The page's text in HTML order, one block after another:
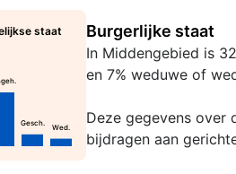
staat
Gesch. Wed.
Burgerlijke staat
In Middengebied is
en 7% weduwe of
Deze gegevens over
bijdragen aan